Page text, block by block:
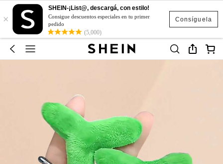
Consíguela
×
SHEIN-¡List@, descargá, con estilo!
Consigue descuentos especiales en tu primer
pedido
(5,000)